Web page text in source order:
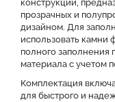
конструкции,
прозрачных и
дизайном. Для
использовать
полного заполнения
материала с учетом
Комплектация
для быстрого и